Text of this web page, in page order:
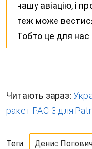
нашу авіацію, і
теж може
Тобто це для нас
Читають зараз:
ракет PAC-3 для
Теги: Денис Попович